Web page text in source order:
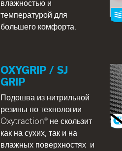
влажностью и
температурой для
большего комфорта.
OXYGRIP / SJ
GRIP
Подошва из нитрильной
резины по технологии
Oxytraction® не скользит
как на сухих, так и на
влажных поверхностях и